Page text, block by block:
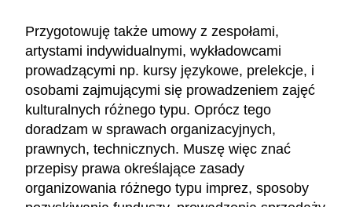
Przygotowuję także umowy z zespołami,
artystami indywidualnymi, wykładowcami
prowadzącymi np. kursy językowe, prelekcje, i
osobami zajmującymi się prowadzeniem zajęć
kulturalnych różnego typu. Oprócz tego
doradzam w sprawach organizacyjnych,
prawnych, technicznych. Muszę więc znać
przepisy prawa określające zasady
organizowania różnego typu imprez, sposoby